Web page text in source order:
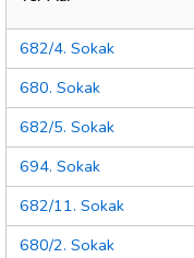
682/4. Sokak
680. Sokak
682/5. Sokak
694. Sokak
682/11. Sokak
680/2. Sokak